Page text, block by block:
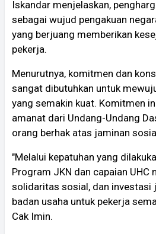
Iskandar menjelaskan,
sebagai wujud pengakuan
yang berjuang memberikan
pekerja.
Menurutnya, komitmen dan
sangat dibutuhkan untuk
yang semakin kuat. Komitmen
amanat dari Undang-Undang
orang berhak atas jaminan
"Melalui kepatuhan yang
Program JKN dan capaian UHC
solidaritas sosial, dan investasi
badan usaha untuk pekerja
Cak Imin.